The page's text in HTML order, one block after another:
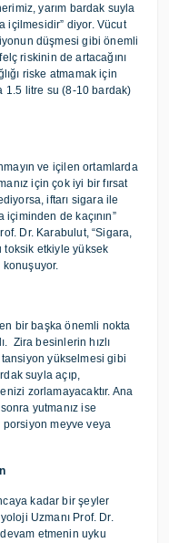
yarım bardak suyla
içilmesidir” diyor. Vücut
düşmesi gibi önemli
riskinin de artacağını
riske atmamak için
1.5 litre su (8-10 bardak)
ve içilen ortamlarda
için çok iyi bir fırsat
iftarı sigara ile
de kaçının”
Dr. Karabulut, “Sigara,
etkiyle yüksek
bir başka önemli nokta
Zira besinlerin hızlı
tansiyon yükselmesi gibi
suyla açıp,
zorlamayacaktır. Ana
yutmanız ise
porsiyon meyve veya
kadar bir şeyler
Uzmanı Prof. Dr.
etmenin uyku